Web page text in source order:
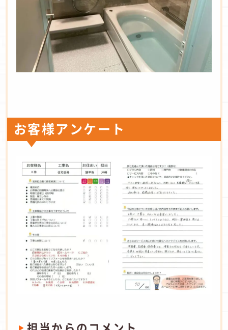
お客様アンケート